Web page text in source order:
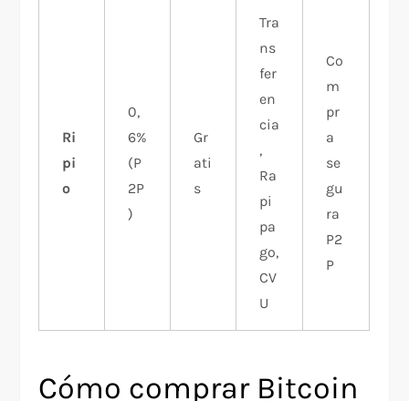
Ri
pi
o
0,
6%
(P
2P
)
Gr
ati
s
Tra
ns
fer
en
cia
,
Ra
pi
pa
go,
CV
U
Co
m
pr
a
se
gu
ra
P2
P
Cómo comprar Bitcoin